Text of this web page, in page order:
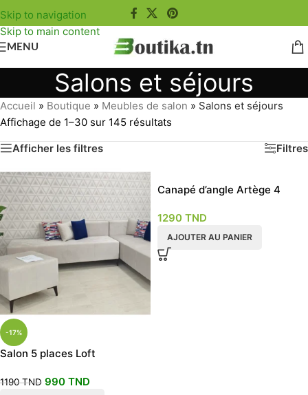
Skip to navigation
Skip to main content
MENU
Salons et séjours
Accueil » Boutique » Meubles de salon » Salons et séjours
Affichage de 1–30 sur 145 résultats
Afficher les filtres
Filtres
-17%
Salon 5 places Loft
1190TND 990 TND
Canapé d’angle Artège 4
1290 TND
AJOUTER AU PANIER